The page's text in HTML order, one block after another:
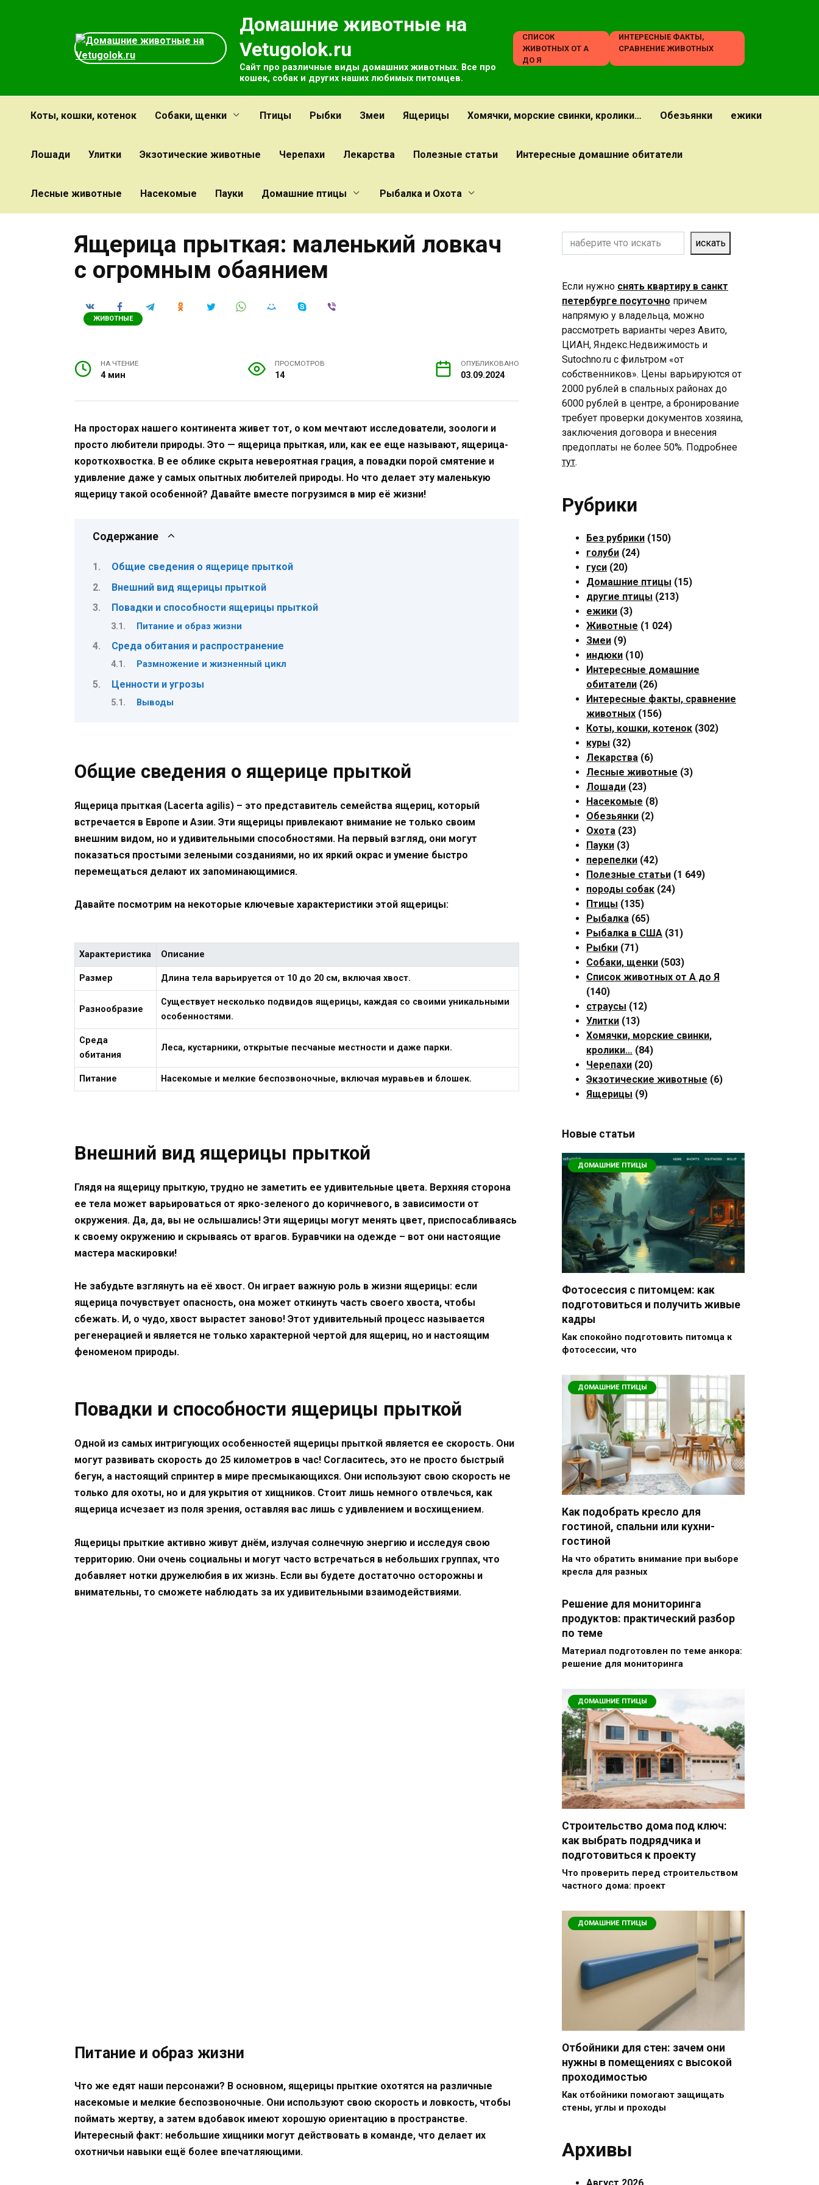
Домашние животные на
Vetugolok.ru
Сайт про различные виды домашних животных. Все про
кошек, собак и других наших любимых питомцев.
СПИСОК
ЖИВОТНЫХ ОТ А
ДО Я
ИНТЕРЕСНЫЕ ФАКТЫ,
СРАВНЕНИЕ ЖИВОТНЫХ
Коты, кошки, котенок Собаки, щенки Птицы Рыбки Змеи Ящерицы Хомячки, морские свинки, кролики… Обезьянки ежики
Лошади Улитки Экзотические животные Черепахи Лекарства Полезные статьи Интересные домашние обитатели
Лесные животные Насекомые Пауки Домашние птицы Рыбалка и Охота
Ящерица прыткая: маленький ловкач
с огромным обаянием
ЖИВОТНЫЕ
НА ЧТЕНИЕ
4 мин
ПРОСМОТРОВ
14
ОПУБЛИКОВАНО
03.09.2024
На просторах нашего континента живет тот, о ком мечтают исследователи, зоологи и
просто любители природы. Это — ящерица прыткая, или, как ее еще называют, ящерица-
короткохвостка. В ее облике скрыта невероятная грация, а повадки порой смятение и
удивление даже у самых опытных любителей природы. Но что делает эту маленькую
ящерицу такой особенной? Давайте вместе погрузимся в мир её жизни!
Содержание
Общие сведения о ящерице прыткой
Внешний вид ящерицы прыткой
Повадки и способности ящерицы прыткой
Питание и образ жизни
Среда обитания и распространение
Размножение и жизненный цикл
Ценности и угрозы
Выводы
Общие сведения о ящерице прыткой
Ящерица прыткая (Lacerta agilis) – это представитель семейства ящериц, который
встречается в Европе и Азии. Эти ящерицы привлекают внимание не только своим
внешним видом, но и удивительными способностями. На первый взгляд, они могут
показаться простыми зелеными созданиями, но их яркий окрас и умение быстро
перемещаться делают их запоминающимися.
Давайте посмотрим на некоторые ключевые характеристики этой ящерицы:
Характеристика Описание
Размер Длина тела варьируется от 10 до 20 см, включая хвост.
Разнообразие
Существует несколько подвидов ящерицы, каждая со своими уникальными
особенностями.
Среда
обитания
Леса, кустарники, открытые песчаные местности и даже парки.
Питание Насекомые и мелкие беспозвоночные, включая муравьев и блошек.
Внешний вид ящерицы прыткой
Глядя на ящерицу прыткую, трудно не заметить ее удивительные цвета. Верхняя сторона
ее тела может варьироваться от ярко-зеленого до коричневого, в зависимости от
окружения. Да, да, вы не ослышались! Эти ящерицы могут менять цвет, приспосабливаясь
к своему окружению и скрываясь от врагов. Буравчики на одежде – вот они настоящие
мастера маскировки!
Не забудьте взглянуть на её хвост. Он играет важную роль в жизни ящерицы: если
ящерица почувствует опасность, она может откинуть часть своего хвоста, чтобы
сбежать. И, о чудо, хвост вырастет заново! Этот удивительный процесс называется
регенерацией и является не только характерной чертой для ящериц, но и настоящим
феноменом природы.
Повадки и способности ящерицы прыткой
Одной из самых интригующих особенностей ящерицы прыткой является ее скорость. Они
могут развивать скорость до 25 километров в час! Согласитесь, это не просто быстрый
бегун, а настоящий спринтер в мире пресмыкающихся. Они используют свою скорость не
только для охоты, но и для укрытия от хищников. Стоит лишь немного отвлечься, как
ящерица исчезает из поля зрения, оставляя вас лишь с удивлением и восхищением.
Ящерицы прыткие активно живут днём, излучая солнечную энергию и исследуя свою
территорию. Они очень социальны и могут часто встречаться в небольших группах, что
добавляет нотки дружелюбия в их жизнь. Если вы будете достаточно осторожны и
внимательны, то сможете наблюдать за их удивительными взаимодействиями.
Питание и образ жизни
Что же едят наши персонажи? В основном, ящерицы прыткие охотятся на различные
насекомые и мелкие беспозвоночные. Они используют свою скорость и ловкость, чтобы
поймать жертву, а затем вдобавок имеют хорошую ориентацию в пространстве.
Интересный факт: небольшие хищники могут действовать в команде, что делает их
охотничьи навыки ещё более впечатляющими.
Поиск искать
Если нужно снять квартиру в санкт
петербурге посуточно причем
напрямую у владельца, можно
рассмотреть варианты через Авито,
ЦИАН, Яндекс.Недвижимость и
Sutochno.ru с фильтром «от
собственников». Цены варьируются от
2000 рублей в спальных районах до
6000 рублей в центре, а бронирование
требует проверки документов хозяина,
заключения договора и внесения
предоплаты не более 50%. Подробнее
тут.
Рубрики
Без рубрики (150)
голуби (24)
гуси (20)
Домашние птицы (15)
другие птицы (213)
ежики (3)
Животные (1 024)
Змеи (9)
индюки (10)
Интересные домашние
обитатели (26)
Интересные факты, сравнение
животных (156)
Коты, кошки, котенок (302)
куры (32)
Лекарства (6)
Лесные животные (3)
Лошади (23)
Насекомые (8)
Обезьянки (2)
Охота (23)
Пауки (3)
перепелки (42)
Полезные статьи (1 649)
породы собак (24)
Птицы (135)
Рыбалка (65)
Рыбалка в США (31)
Рыбки (71)
Собаки, щенки (503)
Список животных от А до Я
(140)
страусы (12)
Улитки (13)
Хомячки, морские свинки,
кролики… (84)
Черепахи (20)
Экзотические животные (6)
Ящерицы (9)
Новые статьи
ДОМАШНИЕ ПТИЦЫ
Фотосессия с питомцем: как
подготовиться и получить живые
кадры
Как спокойно подготовить питомца к
фотосессии, что
ДОМАШНИЕ ПТИЦЫ
Как подобрать кресло для
гостиной, спальни или кухни-
гостиной
На что обратить внимание при выборе
кресла для разных
Решение для мониторинга
продуктов: практический разбор
по теме
Материал подготовлен по теме анкора:
решение для мониторинга
ДОМАШНИЕ ПТИЦЫ
Строительство дома под ключ:
как выбрать подрядчика и
подготовиться к проекту
Что проверить перед строительством
частного дома: проект
ДОМАШНИЕ ПТИЦЫ
Отбойники для стен: зачем они
нужны в помещениях с высокой
проходимостью
Как отбойники помогают защищать
стены, углы и проходы
Архивы